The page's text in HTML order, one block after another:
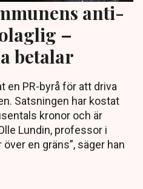
anti-
–
betalar
en PR-byrå för att driva
Satsningen har kostat
kronor och är
Lundin, professor i
en gräns”, säger han